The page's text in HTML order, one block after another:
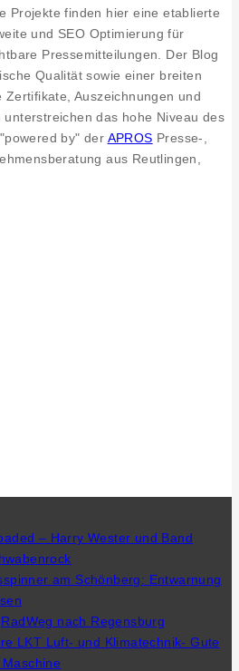
Projekte finden hier eine etablierte
und SEO Optimierung für
Pressemitteilungen. Der Blog
Qualität sowie einer breiten
Auszeichnungen und
das hohe Niveau des
by" der APROS Presse-,
aus Reutlingen,
– Harry Wester und Band
am Schönberg: Entwarnung
nach Regensburg
LKT Luft- und Klimatechnik- Gute